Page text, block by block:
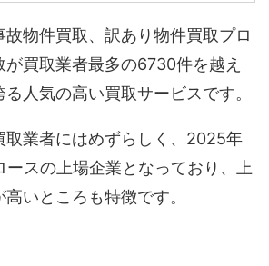
物件買取、訳あり物件買取プロ
買取業者最多の6730件を越え
人気の高い買取サービスです。
取業者にはめずらしく、2025年
ースの上場企業となっており、上
いところも特徴です。